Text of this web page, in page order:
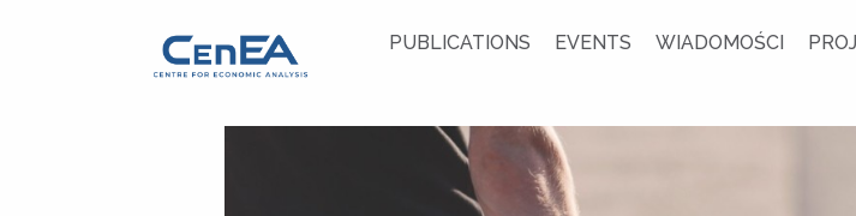
PUBLICATIONS EVENTS WIADOMOŚCI